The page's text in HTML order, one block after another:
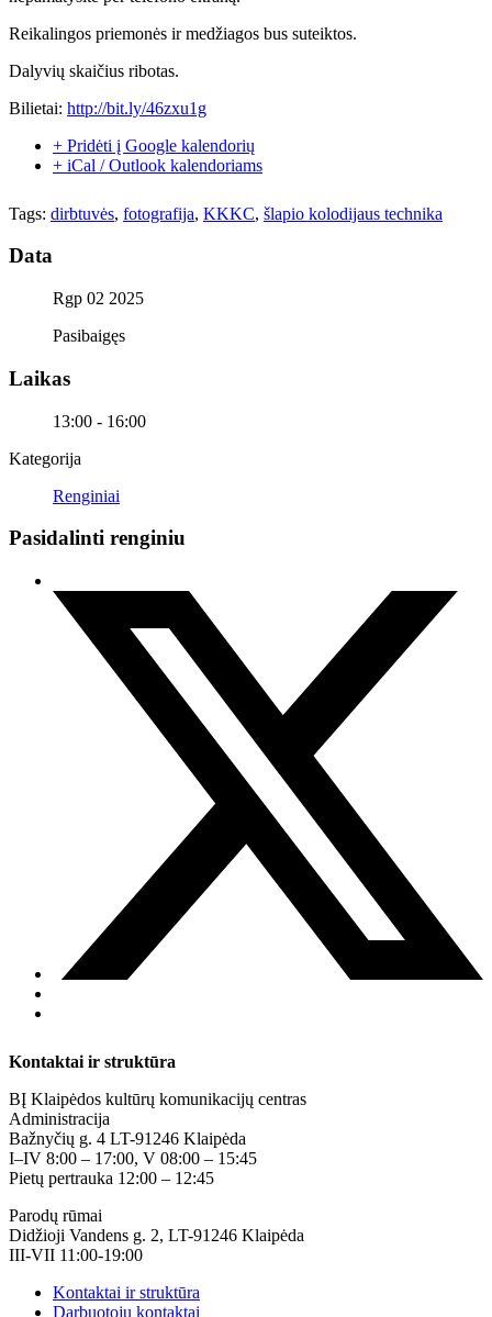
Reikalingos priemonės ir medžiagos bus suteiktos.
Dalyvių skaičius ribotas.
Bilietai: http://bit.ly/46zxu1g
+ Pridėti į Google kalendorių
+ iCal / Outlook kalendoriams
Tags: dirbtuvės, fotografija, KKKC, šlapio kolodijaus technika
Data
Rgp 02 2025
Pasibaigęs
Laikas
13:00 - 16:00
Kategorija
Renginiai
Pasidalinti renginiu
Kontaktai ir struktūra
BĮ Klaipėdos kultūrų komunikacijų centras
Administracija
Bažnyčių g. 4 LT-91246 Klaipėda
I–IV 8:00 – 17:00, V 08:00 – 15:45
Pietų pertrauka 12:00 – 12:45
Parodų rūmai
Didžioji Vandens g. 2, LT-91246 Klaipėda
III-VII 11:00-19:00
Kontaktai ir struktūra
Darbuotojų kontaktai